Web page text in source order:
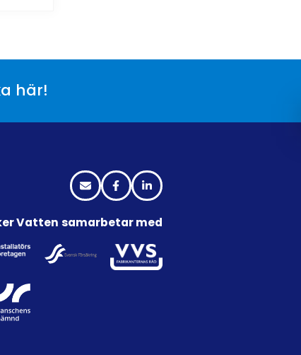
här!
Vatten samarbetar med